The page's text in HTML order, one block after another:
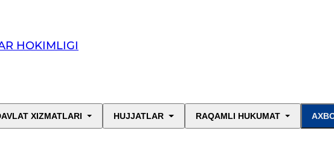
HОKIMLIGI
XIZMATLARI HUJJATLAR RAQAMLI HUKUMAT